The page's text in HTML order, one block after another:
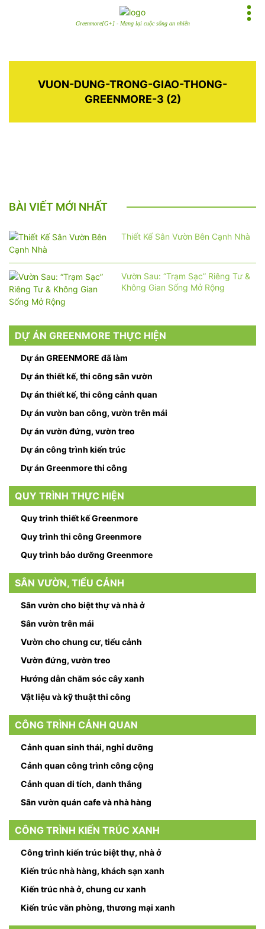
Greenmore[G+] - Mang lại cuộc sống an nhiên
VUON-DUNG-TRONG-GIAO-THONG-
GREENMORE-3 (2)
BÀI VIẾT MỚI NHẤT
Thiết Kế Sân Vườn Bên Cạnh Nhà
Vườn Sau: “Trạm Sạc” Riêng Tư &
Không Gian Sống Mở Rộng
DỰ ÁN GREENMORE THỰC HIỆN
Dự án GREENMORE đã làm
Dự án thiết kế, thi công sân vườn
Dự án thiết kế, thi công cảnh quan
Dự án vườn ban công, vườn trên mái
Dự án vườn đứng, vườn treo
Dự án công trình kiến trúc
Dự án Greenmore thi công
QUY TRÌNH THỰC HIỆN
Quy trình thiết kế Greenmore
Quy trình thi công Greenmore
Quy trình bảo dưỡng Greenmore
SÂN VƯỜN, TIỂU CẢNH
Sân vườn cho biệt thự và nhà ở
Sân vườn trên mái
Vườn cho chung cư, tiểu cảnh
Vườn đứng, vườn treo
Hướng dẫn chăm sóc cây xanh
Vật liệu và kỹ thuật thi công
CÔNG TRÌNH CẢNH QUAN
Cảnh quan sinh thái, nghỉ dưỡng
Cảnh quan công trình công cộng
Cảnh quan di tích, danh thắng
Sân vườn quán cafe và nhà hàng
CÔNG TRÌNH KIẾN TRÚC XANH
Công trình kiến trúc biệt thự, nhà ở
Kiến trúc nhà hàng, khách sạn xanh
Kiến trúc nhà ở, chung cư xanh
Kiến trúc văn phòng, thương mại xanh